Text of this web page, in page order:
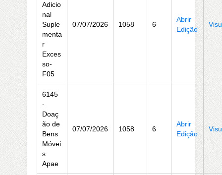
Adicio
nal
Suple
menta
r
Exces
so-
F05
07/07/2026 1058 6
Abrir
Edição
6145
-
Doaç
ão de
Bens
Móvei
s
Apae
07/07/2026 1058 6
Abrir
Edição